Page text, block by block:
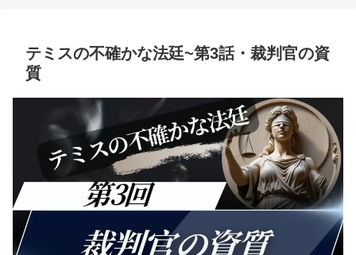
テミスの不確かな法廷~第3話・裁判官の資
質